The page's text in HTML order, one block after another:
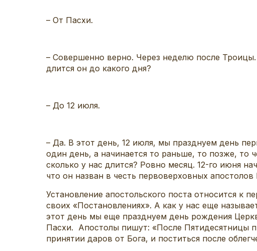
– От Пасхи.
– Совершенно верно. Через неделю после
длится он до какого дня?
– До 12 июля.
– Да. В этот день, 12 июля, мы празднуем день
один день, а начинается то раньше, то позже, то
сколько у нас длится? Ровно месяц. 12-го июня
что он назван в честь первоверховных
Установление апостольского поста относится
своих «Постановлениях». А как у нас еще
этот день мы еще празднуем день рождения
Пасхи. Апостолы пишут: «После Пятидесятницы
принятии даров от Бога, и поститься после